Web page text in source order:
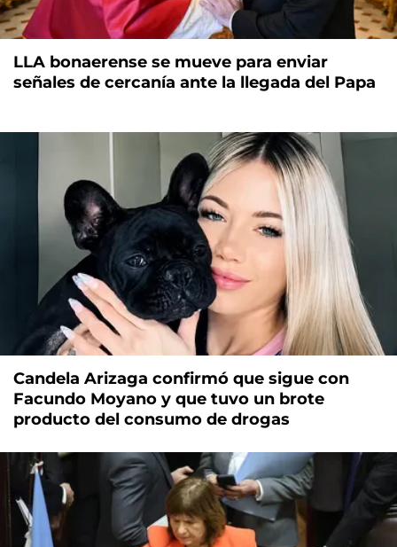
LLA bonaerense se mueve para enviar
señales de cercanía ante la llegada del Papa
Candela Arizaga confirmó que sigue con
Facundo Moyano y que tuvo un brote
producto del consumo de drogas